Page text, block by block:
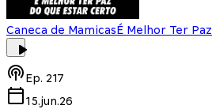
Caneca de MamicasÉ Melhor Ter
Ep. 217
15.jun.26